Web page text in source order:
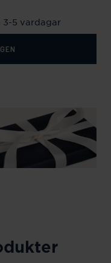
3-5 vardagar